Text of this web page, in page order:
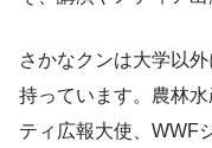
さかなクンは大学以
持っています。農林
ティ広報大使、WWF